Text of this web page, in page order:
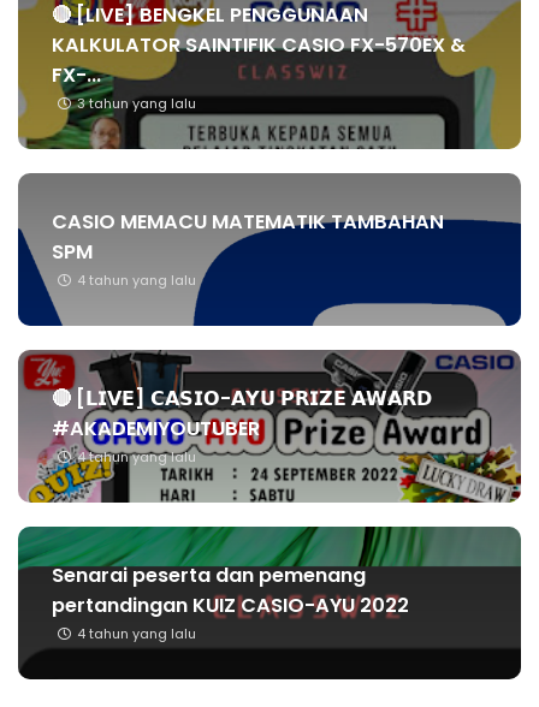
🔴 [LIVE] BENGKEL PENGGUNAAN
KALKULATOR SAINTIFIK CASIO FX-570EX &
FX-...
3 tahun yang lalu
CASIO MEMACU MATEMATIK TAMBAHAN
SPM
4 tahun yang lalu
🔴 [𝗟𝗜𝗩𝗘] 𝗖𝗔𝗦𝗜𝗢-𝗔𝗬𝗨 𝗣𝗥𝗜𝗭𝗘 𝗔𝗪𝗔𝗥𝗗
#AKADEMIYOUTUBER
4 tahun yang lalu
Senarai peserta dan pemenang
pertandingan KUIZ CASIO-AYU 2022
4 tahun yang lalu